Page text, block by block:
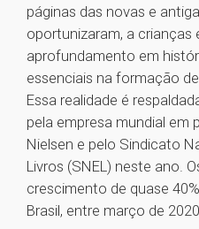
páginas das novas e
oportunizaram, a crianças
aprofundamento em
essenciais na formação
Essa realidade é
pela empresa mundial em
Nielsen e pelo Sindicato
Livros (SNEL) neste ano.
crescimento de quase
Brasil, entre março de